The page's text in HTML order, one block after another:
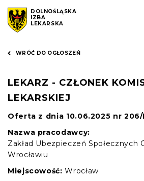
DOLNOŚLĄSKA
IZBA
LEKARSKA
WRÓĆ DO OGŁOSZEŃ
LEKARZ - CZŁONEK
LEKARSKIEJ
Oferta z dnia 10.06.2025 nr 206/
Nazwa pracodawcy:
Zakład Ubezpieczeń Społecznych
Wrocławiu
Miejscowość: Wrocław